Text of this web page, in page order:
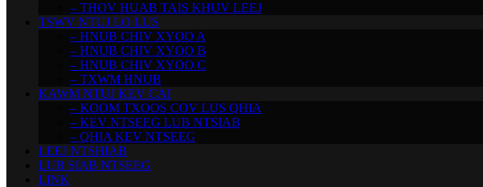
– THOV HUAB TAIS KHUV LEEJ
TSWV NTUJ LO LUS
– HNUB CHIV XYOO A
– HNUB CHIV XYOO B
– HNUB CHIV XYOO C
– TXWM HNUB
KAWM NTUJ KEV CAI
– KOOM TXOOS COV LUS QHIA
– KEV NTSEEG LUB NTSIAB
– QHIA KEV NTSEEG
LEEJ NTSHIAB
LUB SIAB NTSEEG
LINK